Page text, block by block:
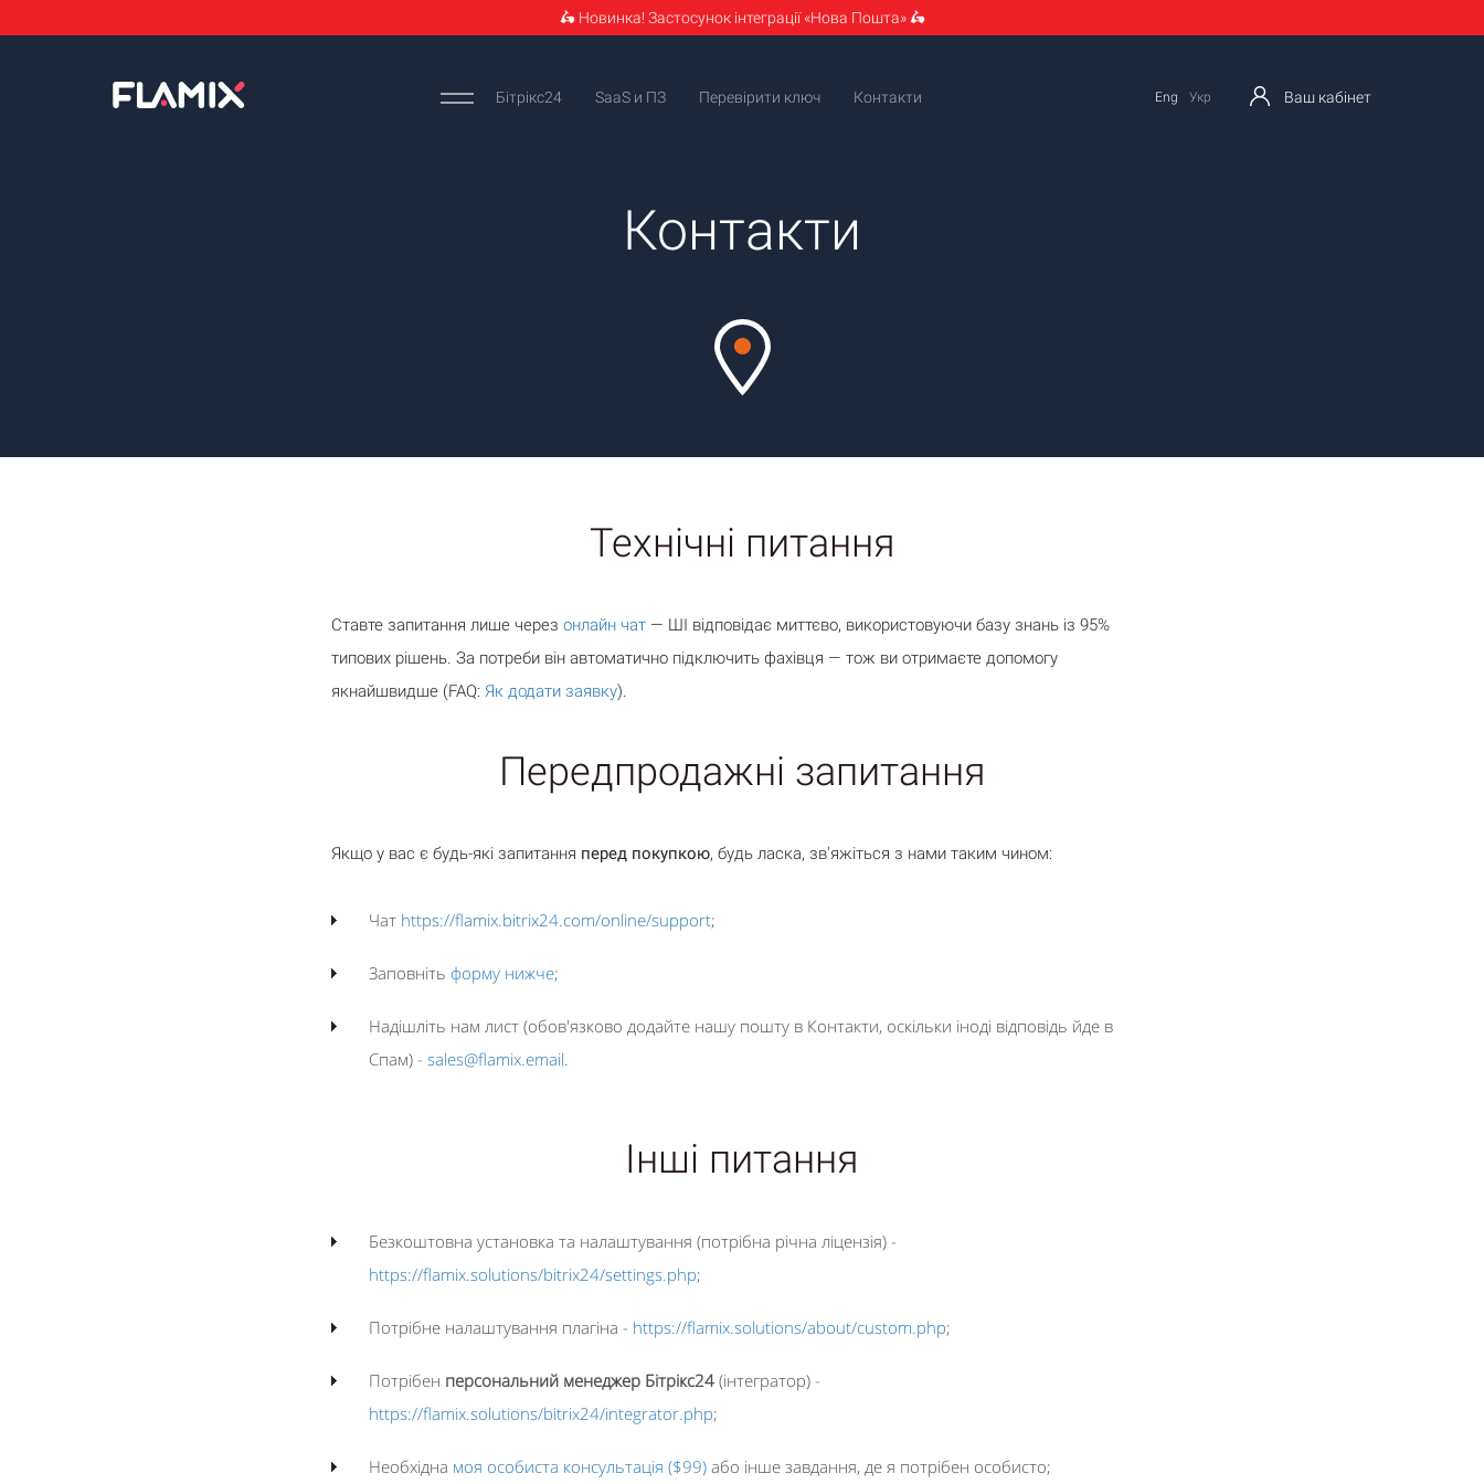
🛵 Новинка! Застосунок інтеграції «Нова Пошта» 🛵
Бітрікс24 SaaS и ПЗ Перевірити ключ Контакти Eng Укр Ваш кабінет
Контакти
Технічні питання
Ставте запитання лише через онлайн чат— ШІ відповідає миттєво, використовуючи базу знань із 95%
типових рішень. За потреби він автоматично підключить фахівця — тож ви отримаєте допомогу
якнайшвидше (FAQ: Як додати заявку).
Передпродажні запитання
Якщо у вас є будь-які запитання перед покупкою, будь ласка, зв'яжіться з нами таким чином:
Чат https://flamix.bitrix24.com/online/support;
Заповніть форму нижче;
Надішліть нам лист (обов'язково додайте нашу пошту в Контакти, оскільки іноді відповідь йде в
Спам) - sales@flamix.email.
Інші питання
Безкоштовна установка та налаштування (потрібна річна ліцензія) -
https://flamix.solutions/bitrix24/settings.php;
Потрібне налаштування плагіна - https://flamix.solutions/about/custom.php;
Потрібен персональний менеджер Бітрікс24(інтегратор) -
https://flamix.solutions/bitrix24/integrator.php;
Необхідна моя особиста консультація ($99)або інше завдання, де я потрібен особисто;